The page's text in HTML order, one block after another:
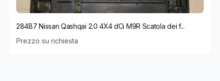
284B7 Nissan Qashqai 2.0 4X4 dCi M9R Scatola dei f...
Prezzo su richiesta